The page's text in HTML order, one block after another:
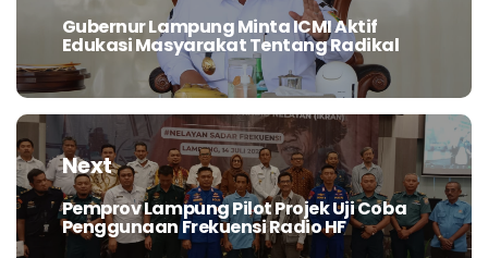
Previous
post:
Gubernur Lampung Minta ICMI Aktif
Edukasi Masyarakat Tentang Radikal
Next
Next
post:
Pemprov Lampung Pilot Projek Uji Coba
Penggunaan Frekuensi Radio HF